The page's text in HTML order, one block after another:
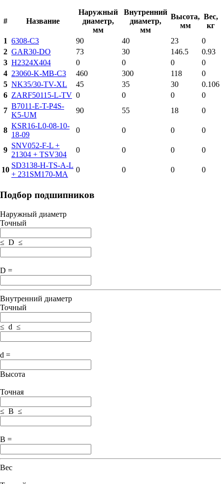
# Название
Наружный
диаметр,
мм
Внутренний
диаметр,
мм
Высота,
мм
Вес,
кг
1 6308-C3 90 40 23
0
2 GAR30-DO 73 30 146.5
0.93
3 H2324X404 0 0 0
0
4 23060-K-MB-C3 460 300 118
0
5 NK35/30-TV-XL 45 35 30
0.106
6 ZARF50115-L-TV 0 0 0
0
7
B7011-E-T-P4S-
K5-UM
90 55 18 0
8
KSR16-L0-08-10-
18-09
0 0 0 0
9
SNV052-F-L +
21304 + TSV304
0 0 0 0
10
SD3138-H-TS-A-L
+ 231SM170-MA
0 0 0 0
Подбор подшипников
Наружный диаметр
Точный
≤ D ≤
D =
Внутренний диаметр
Точный
≤ d ≤
d =
Высота
Точная
≤ B ≤
B =
Вес